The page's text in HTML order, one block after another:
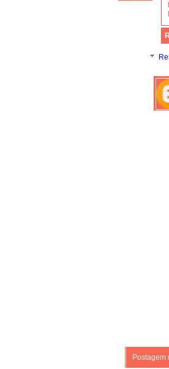
Postagem